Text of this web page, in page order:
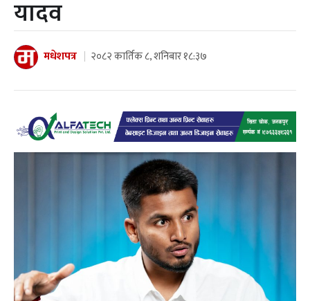
यादव
मधेशपत्र २०८२ कार्तिक ८, शनिबार १८:३७